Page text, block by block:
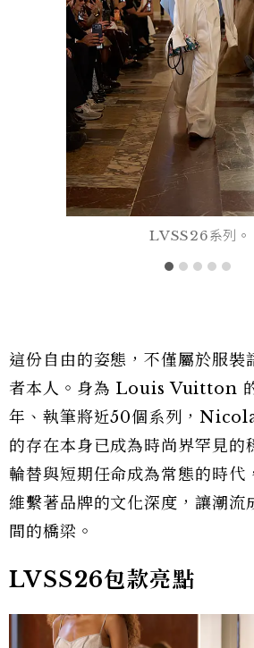
LVSS26系列。
這份自由的姿態，不僅屬於服裝
者本人。身為 Louis Vuitton
年、執筆將近50個系列，
的存在本身已成為時尚界罕見的
輪替與短期任命成為常態的時代
維繫著品牌的文化深度，讓潮流
間的橋梁。
LVSS26包款亮點